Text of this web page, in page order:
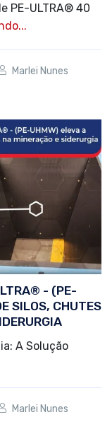
PE-ULTRA® 40
Marlei Nunes
- (PE-
SILOS, CHUTES
A Solução
Marlei Nunes